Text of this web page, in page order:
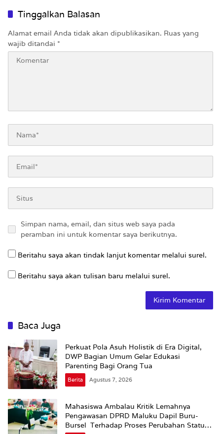
Tinggalkan Balasan
Alamat email Anda tidak akan dipublikasikan. Ruas yang
wajib ditandai *
Simpan nama, email, dan situs web saya pada
peramban ini untuk komentar saya berikutnya.
Beritahu saya akan tindak lanjut komentar melalui surel.
Beritahu saya akan tulisan baru melalui surel.
Baca Juga
Perkuat Pola Asuh Holistik di Era Digital,
DWP Bagian Umum Gelar Edukasi
Parenting Bagi Orang Tua
Berita Agustus 7, 2026
Mahasiswa Ambalau Kritik Lemahnya
Pengawasan DPRD Maluku Dapil Buru-
Bursel Terhadap Proses Perubahan Status